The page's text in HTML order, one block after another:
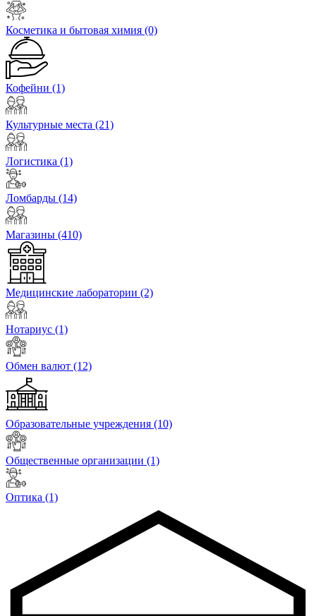
Косметика и бытовая химия (0)
Кофейни (1)
Культурные места (21)
Логистика (1)
Ломбарды (14)
Магазины (410)
Медицинские лаборатории (2)
Нотариус (1)
Обмен валют (12)
Образовательные учреждения (10)
Общественные организации (1)
Оптика (1)